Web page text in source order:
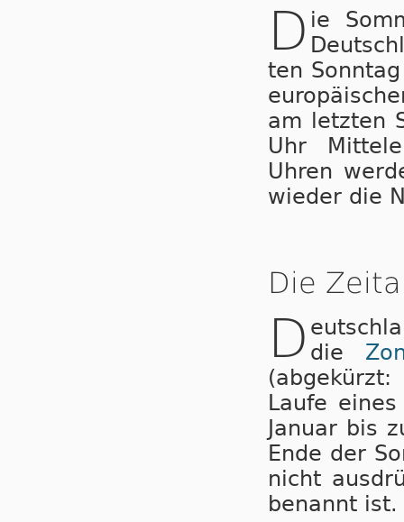
D ie
ten
am letzten
Uhr
Uhren
wieder die
Die
D die
Laufe
Januar bis
Ende der
nicht
benannt ist.